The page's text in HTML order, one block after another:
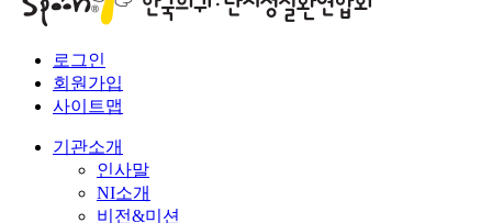
로그인
회원가입
사이트맵
기관소개
인사말
NI소개
비전&미션